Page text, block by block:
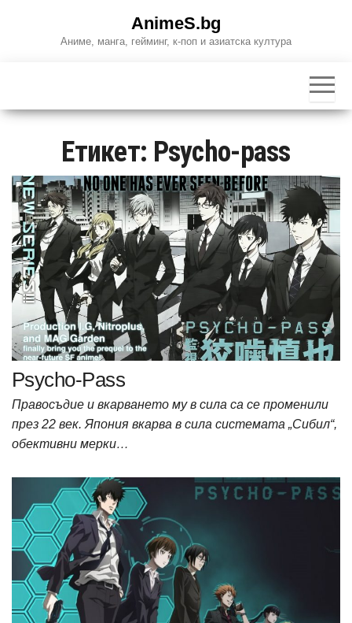
AnimeS.bg
Аниме, манга, гейминг, к-поп и азиатска култура
Етикет: Psycho-pass
Psycho-Pass
Правосъдие и вкарването му в сила са се променили
през 22 век. Япония вкарва в сила системата „Сибил“,
обективни мерки…